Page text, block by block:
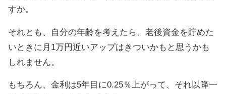
すか。
それとも、自分の年齢を考えたら、老後資金を貯めた
いときに月1万円近いアップはきついかもと思うかも
しれません。
もちろん、金利は5年目に0.25％上がって、それ以降一